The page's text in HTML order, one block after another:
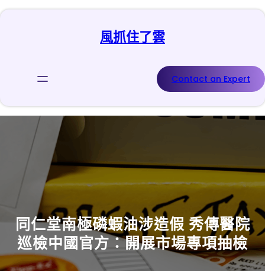
跳
風抓住了雲
Contact an Expert
同仁堂南極磷蝦油涉造假 秀傳醫院
巡檢中國官方：開展市場專項抽檢